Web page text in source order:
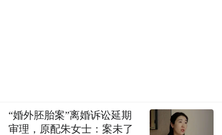
“婚外胚胎案”离婚诉讼延期
审理，原配朱女士：案未了